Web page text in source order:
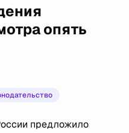
опять пересмотрят
опять
предложило